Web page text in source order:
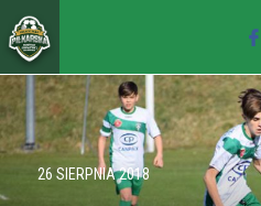
26 SIERPNIA 2018